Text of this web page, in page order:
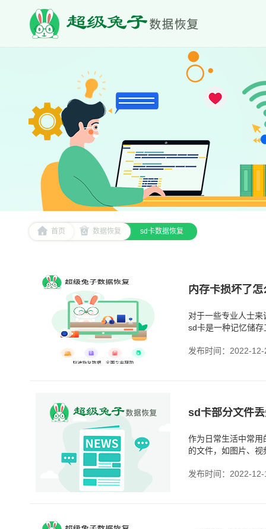
首页 数据恢复 sd卡数据恢复
内存卡损坏了
对于一些专业人士
sd卡是一种记忆储
发布时间：2022-12-
sd卡部分文件
作为日常生活中常
的文件，如图片、
发布时间：2022-12-